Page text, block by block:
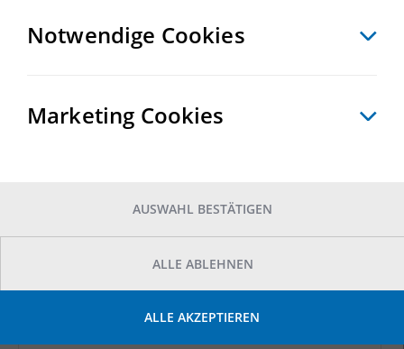
Prod.-/Lagerfläche
Notwendige Cookies
Marketing Cookies
AUSWAHL BESTÄTIGEN
ALLE ABLEHNEN
ALLE AKZEPTIEREN